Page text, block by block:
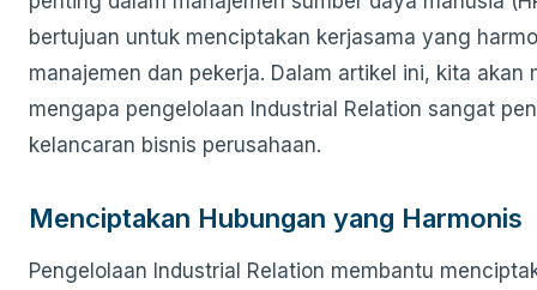
bertujuan untuk menciptakan kerjasama yang
manajemen dan pekerja. Dalam artikel ini, kita akan
mengapa pengelolaan Industrial Relation sangat
kelancaran bisnis perusahaan.
Menciptakan Hubungan yang Harmonis
Pengelolaan Industrial Relation membantu